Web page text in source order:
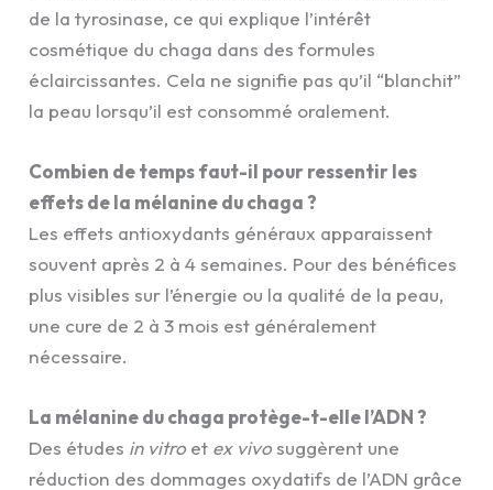
de la tyrosinase, ce qui explique l’intérêt
cosmétique du chaga dans des formules
éclaircissantes. Cela ne signifie pas qu’il “blanchit”
la peau lorsqu’il est consommé oralement.
Combien de temps faut-il pour ressentir les
effets de la mélanine du chaga ?
Les effets antioxydants généraux apparaissent
souvent après 2 à 4 semaines. Pour des bénéfices
plus visibles sur l’énergie ou la qualité de la peau,
une cure de 2 à 3 mois est généralement
nécessaire.
La mélanine du chaga protège-t-elle l’ADN ?
Des études in vitro et ex vivosuggèrent une
réduction des dommages oxydatifs de l’ADN grâce